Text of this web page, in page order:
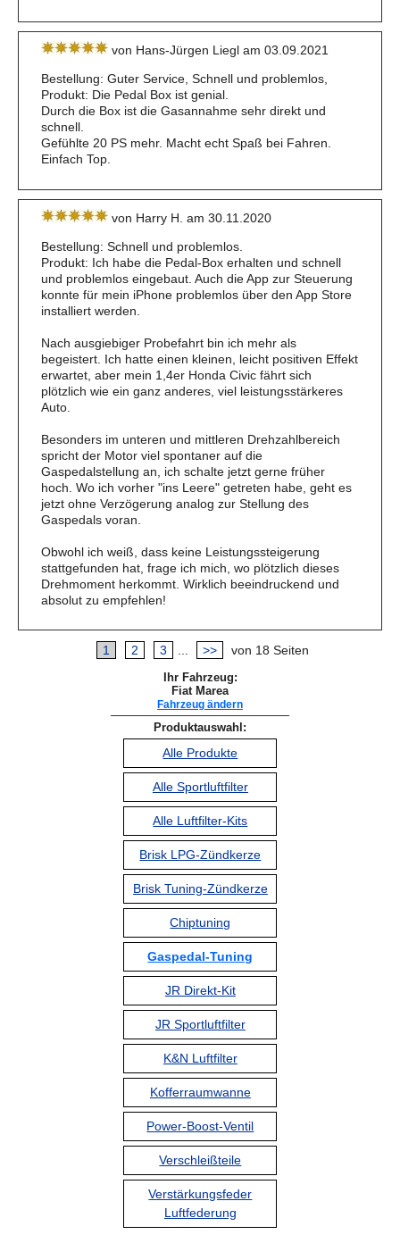
von Hans-Jürgen Liegl am 03.09.2021
Bestellung: Guter Service, Schnell und problemlos,
Produkt: Die Pedal Box ist genial.
Durch die Box ist die Gasannahme sehr direkt und
schnell.
Gefühlte 20 PS mehr. Macht echt Spaß bei Fahren.
Einfach Top.
von Harry H. am 30.11.2020
Bestellung: Schnell und problemlos.
Produkt: Ich habe die Pedal-Box erhalten und schnell
und problemlos eingebaut. Auch die App zur Steuerung
konnte für mein iPhone problemlos über den App Store
installiert werden.
Nach ausgiebiger Probefahrt bin ich mehr als
begeistert. Ich hatte einen kleinen, leicht positiven Effekt
erwartet, aber mein 1,4er Honda Civic fährt sich
plötzlich wie ein ganz anderes, viel leistungsstärkeres
Auto.
Besonders im unteren und mittleren Drehzahlbereich
spricht der Motor viel spontaner auf die
Gaspedalstellung an, ich schalte jetzt gerne früher
hoch. Wo ich vorher "ins Leere" getreten habe, geht es
jetzt ohne Verzögerung analog zur Stellung des
Gaspedals voran.
Obwohl ich weiß, dass keine Leistungssteigerung
stattgefunden hat, frage ich mich, wo plötzlich dieses
Drehmoment herkommt. Wirklich beeindruckend und
absolut zu empfehlen!
1 2 3 ... >> von 18 Seiten
Ihr Fahrzeug:
Fiat Marea
Fahrzeug ändern
Produktauswahl:
Alle Produkte
Alle Sportluftfilter
Alle Luftfilter-Kits
Brisk LPG-Zündkerze
Brisk Tuning-Zündkerze
Chiptuning
Gaspedal-Tuning
JR Direkt-Kit
JR Sportluftfilter
K&N Luftfilter
Kofferraumwanne
Power-Boost-Ventil
Verschleißteile
Verstärkungsfeder
Luftfederung